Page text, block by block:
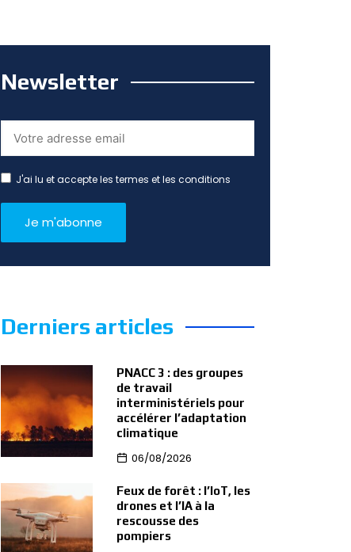
Newsletter
J'ai lu et accepte les termes et les conditions
Derniers articles
PNACC 3 : des groupes
de travail
interministériels pour
accélérer l’adaptation
climatique
06/08/2026
Feux de forêt : l’IoT, les
drones et l’IA à la
rescousse des
pompiers